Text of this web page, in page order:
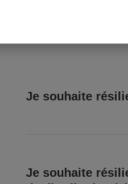
Je souhaite
Je souhaite